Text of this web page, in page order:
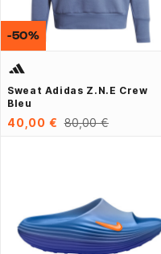
Sweat Adidas Z.N.E Crew
Bleu
40,00 € 80,00 €
-50%